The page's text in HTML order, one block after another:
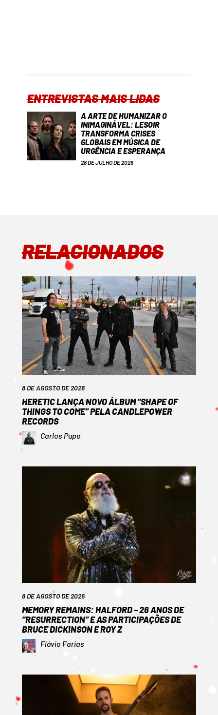
ENTREVISTAS MAIS LIDAS
A ARTE DE HUMANIZAR O
INIMAGINÁVEL: LESOIR
TRANSFORMA CRISES
GLOBAIS EM MÚSICA DE
URGÊNCIA E ESPERANÇA
28 DE JULHO DE 2026
RELACIONADOS
8 DE AGOSTO DE 2026
HERETIC LANÇA NOVO ÁLBUM “SHAPE OF
THINGS TO COME” PELA CANDLEPOWER
RECORDS
Carlos Pupo
8 DE AGOSTO DE 2026
MEMORY REMAINS: HALFORD – 26 ANOS DE
“RESURRECTION” E AS PARTICIPAÇÕES DE
BRUCE DICKINSON E ROY Z
Flávio Farias